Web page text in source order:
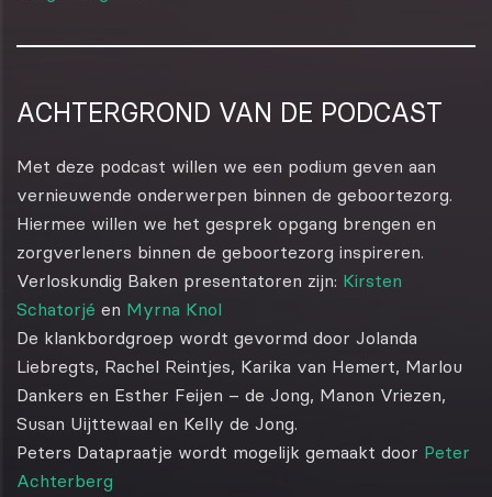
ACHTERGROND VAN DE PODCAST
Met deze podcast willen we een podium geven aan
vernieuwende onderwerpen binnen de geboortezorg.
Hiermee willen we het gesprek opgang brengen en
zorgverleners binnen de geboortezorg inspireren.
Verloskundig Baken presentatoren zijn: Kirsten
Schatorjé en Myrna Knol
De klankbordgroep wordt gevormd door Jolanda
Liebregts, Rachel Reintjes, Karika van Hemert, Marlou
Dankers en Esther Feijen – de Jong, Manon Vriezen,
Susan Uijttewaal en Kelly de Jong.
Peters Datapraatje wordt mogelijk gemaakt door Peter
Achterberg